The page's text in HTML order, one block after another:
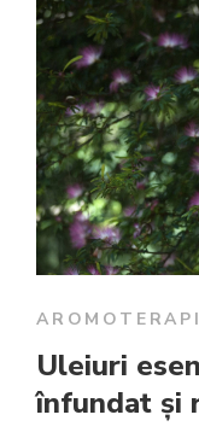
Uleiuri
înfundat și